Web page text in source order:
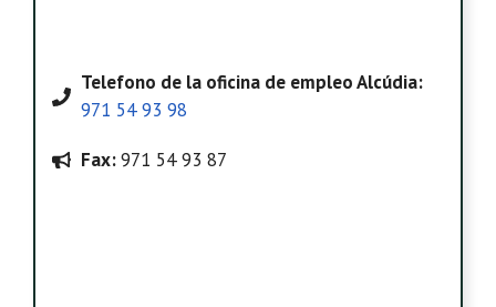
Telefono de la oficina de empleo Alcúdia:
971 54 93 98
Fax:971 54 93 87